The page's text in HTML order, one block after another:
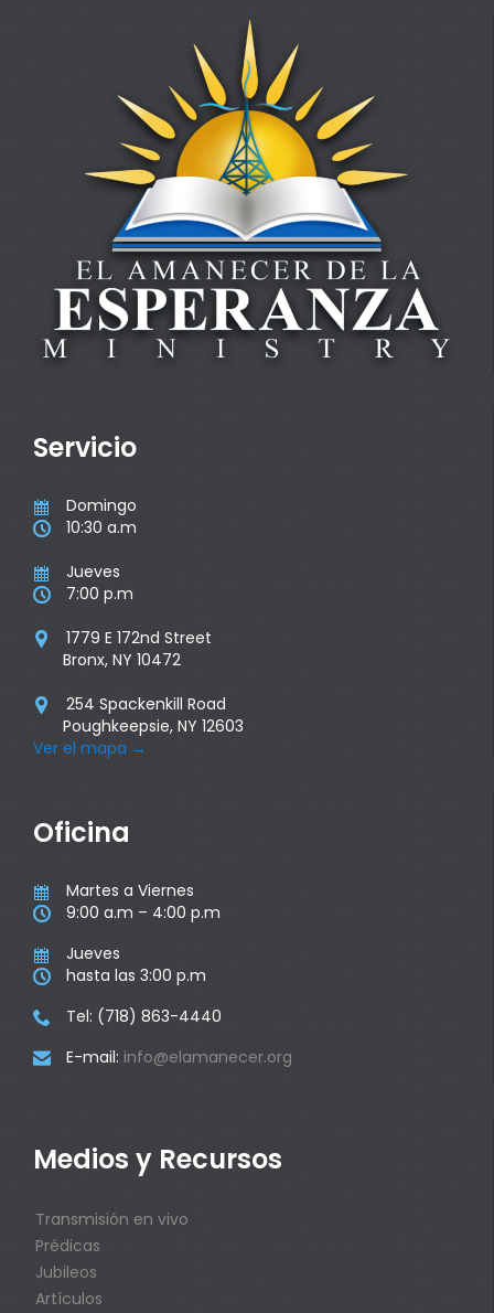
Servicio
 Domingo
 10:30 a.m
 Jueves
 7:00 p.m

1779 E 172nd Street
Bronx, NY 10472

254 Spackenkill Road
Poughkeepsie, NY 12603
Ver el mapa →
Oficina
 Martes a Viernes
 9:00 a.m – 4:00 p.m
 Jueves
 hasta las 3:00 p.m
 Tel: (718) 863-4440
 E-mail: info@elamanecer.org
Medios y Recursos
Transmisión en vivo
Prédicas
Jubileos
Artículos